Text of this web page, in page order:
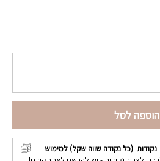
הוספה לסל
נקודות (כל נקודה שווה שקל) למימוש